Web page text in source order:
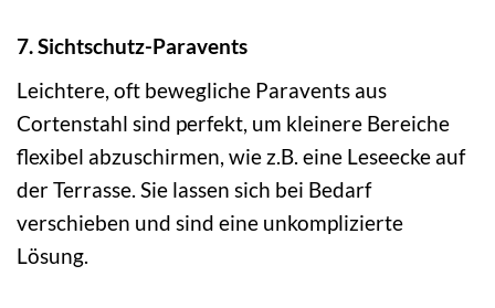
7. Sichtschutz-Paravents
Leichtere, oft bewegliche Paravents aus
Cortenstahl sind perfekt, um kleinere Bereiche
flexibel abzuschirmen, wie z.B. eine Leseecke auf
der Terrasse. Sie lassen sich bei Bedarf
verschieben und sind eine unkomplizierte
Lösung.